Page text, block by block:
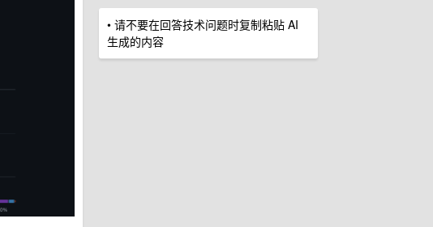
• 请不要在回答技术问题时复制粘贴 AI
生成的内容